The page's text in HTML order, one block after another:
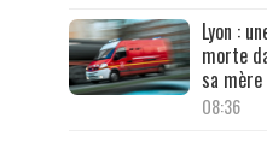
Lyon :
morte
sa
08:36